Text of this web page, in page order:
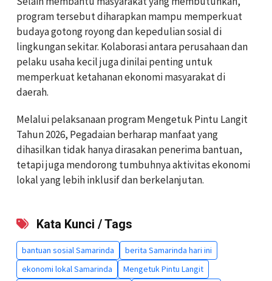
program tersebut diharapkan mampu memperkuat
budaya gotong royong dan kepedulian sosial di
lingkungan sekitar. Kolaborasi antara perusahaan dan
pelaku usaha kecil juga dinilai penting untuk
memperkuat ketahanan ekonomi masyarakat di
daerah.
Melalui pelaksanaan program Mengetuk Pintu Langit
Tahun 2026, Pegadaian berharap manfaat yang
dihasilkan tidak hanya dirasakan penerima bantuan,
tetapi juga mendorong tumbuhnya aktivitas ekonomi
lokal yang lebih inklusif dan berkelanjutan.
Kata Kunci / Tags
bantuan sosial Samarinda
berita Samarinda hari ini
ekonomi lokal Samarinda
Mengetuk Pintu Langit